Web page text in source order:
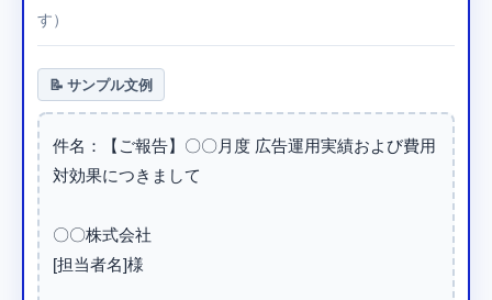
す）
📝 サンプル文例
件名：【ご報告】〇〇月度 広告運用実績および費用
対効果につきまして
〇〇株式会社
[担当者名]様